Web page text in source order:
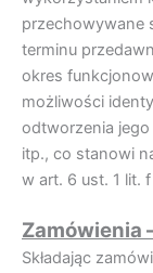
przechowywane
terminu
okres
możliwości
odtworzenia
itp., co stanowi
w art. 6 ust. 1 lit. f
Zamówienia
Składając